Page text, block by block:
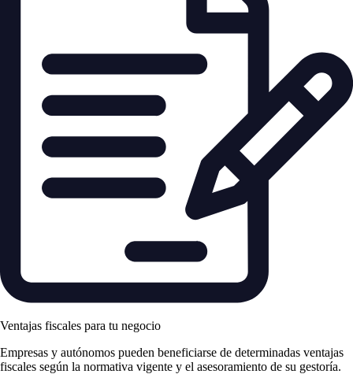
Ventajas fiscales para tu negocio
Empresas y autónomos pueden beneficiarse de determinadas ventajas
fiscales según la normativa vigente y el asesoramiento de su gestoría.